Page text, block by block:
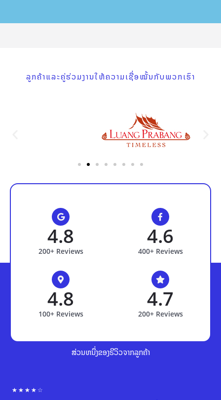
ລູກຄ້າແລະຄູ່ຮ່ວມງານໃຫ້ຄວາມເຊື່ອໝັ້ນກັບພວກເຮົາ
4.8
200+ Reviews
4.6
400+ Reviews
4.8
100+ Reviews
4.7
200+ Reviews
ສ່ວນຫນຶ່ງຂອງຣີວິວຈາກລູກຄ້າ
☆ ☆ ☆ ☆ ☆